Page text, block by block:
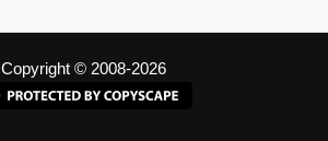
Copyright © 2008-2026